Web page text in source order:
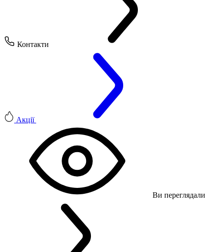
Контакти
Акції
Ви переглядали